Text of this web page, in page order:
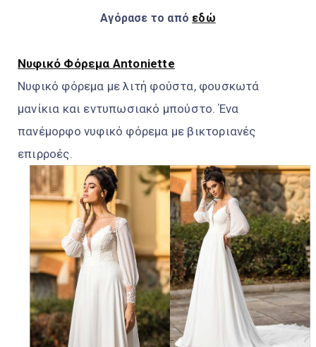
Αγόρασε το από εδώ
Νυφικό Φόρεμα Antoniette
Νυφικό φόρεμα με λιτή φούστα, φουσκωτά
μανίκια και εντυπωσιακό μπούστο. Ένα
πανέμορφο νυφικό φόρεμα με βικτοριανές
επιρροές.